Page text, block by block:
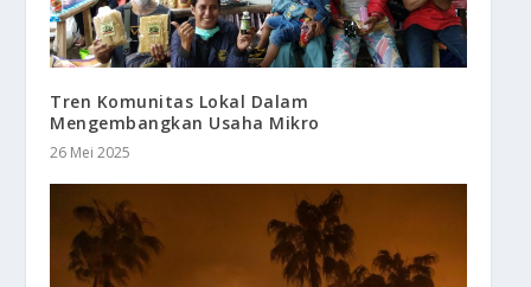
Tren Komunitas Lokal Dalam
Mengembangkan Usaha Mikro
26 Mei 2025